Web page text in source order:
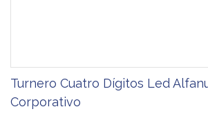
Turnero Cuatro Dígitos Led
Corporativo